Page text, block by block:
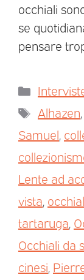
occhiali
se
pensare
Alhazen,
Samuel,
Lente ad
vista,
tartaruga,
Occhiali da
cinesi,